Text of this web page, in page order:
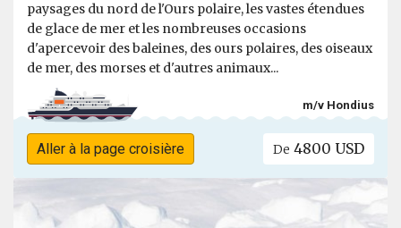
paysages du nord de l'Ours polaire, les vastes étendues
de glace de mer et les nombreuses occasions
d'apercevoir des baleines, des ours polaires, des oiseaux
de mer, des morses et d'autres animaux...
m/v Hondius
Aller à la page croisière De 4800 USD